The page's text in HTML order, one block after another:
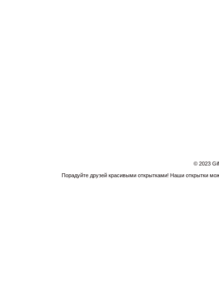
© 2023
Порадуйте друзей красивыми открытками! Наши открытки